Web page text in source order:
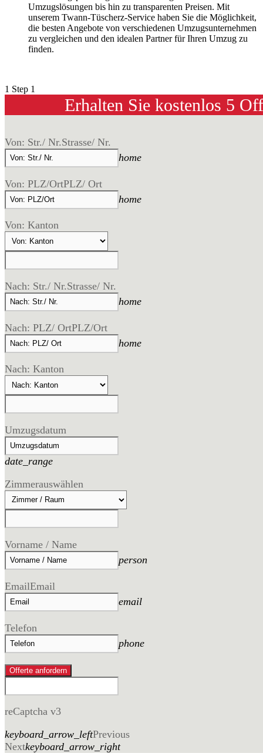
Umzugslösungen bis hin zu transparenten Preisen. Mit
unserem Twann-Tüscherz-Service haben Sie die Möglichkeit,
die besten Angebote von verschiedenen Umzugsunternehmen
zu vergleichen und den idealen Partner für Ihren Umzug zu
finden.
1 Step 1
Erhalten Sie kostenlos 5
Von: Str./ Nr.Strasse/ Nr.
home
Von: PLZ/OrtPLZ/ Ort
home
Von: Kanton
Nach: Str./ Nr.Strasse/ Nr.
home
Nach: PLZ/ OrtPLZ/Ort
home
Nach: Kanton
Umzugsdatum
date_range
Zimmerauswählen
Vorname / Name
person
EmailEmail
email
Telefon
phone
Offerte anfordern
reCaptcha v3
keyboard_arrow_leftPrevious
Nextkeyboard_arrow_right